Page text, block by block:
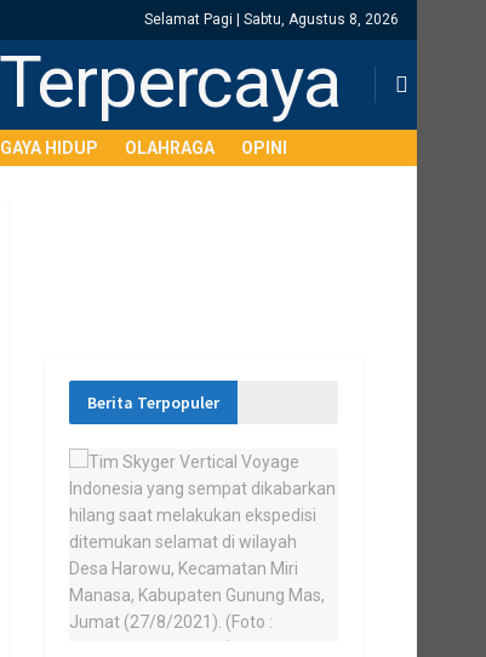
Selamat Pagi | Sabtu, Agustus 8, 2026
GAYA HIDUP OLAHRAGA OPINI
Berita Terpopuler